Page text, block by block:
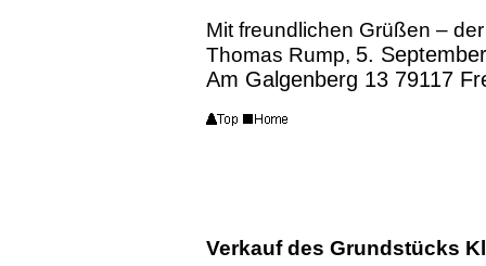
Mit freundlichen Grüßen –
Thomas Rump, 5.
Am Galgenberg 13 79117
Verkauf des Grundstücks